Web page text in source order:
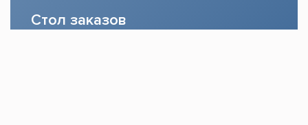
Стол заказов